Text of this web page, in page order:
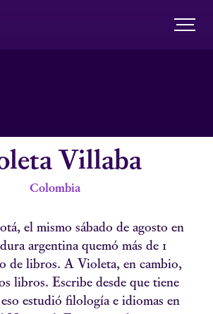
Villaba
Colombia
el mismo sábado de agosto en
argentina quemó más de 1
de libros. A Violeta, en cambio,
libros. Escribe desde que tiene
estudió filología e idiomas en